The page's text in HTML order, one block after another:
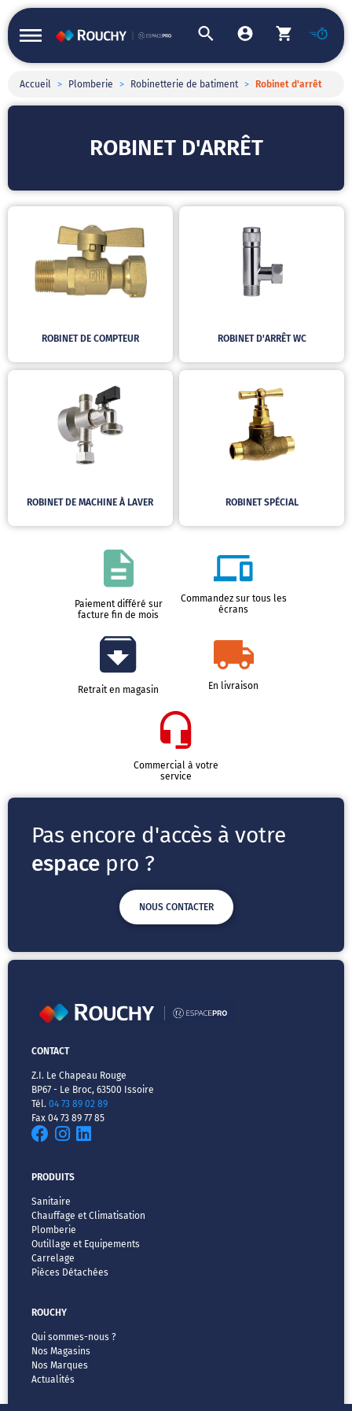
Accueil > Plomberie > Robinetterie de batiment > Robinet d'arrêt
ROBINET D'ARRÊT
ROBINET DE COMPTEUR ROBINET D'ARRÊT WC
ROBINET DE MACHINE À LAVER ROBINET SPÉCIAL
Paiement différé sur
facture fin de mois
Commandez sur tous les
écrans
Retrait en magasin En livraison
Commercial à votre
service
Pas encore d'accès à votre
espace pro ?
NOUS CONTACTER
CONTACT
Z.I. Le Chapeau Rouge
BP67 - Le Broc, 63500 Issoire
Tél. 04 73 89 02 89
Fax 04 73 89 77 85
PRODUITS
Sanitaire
Chauffage et Climatisation
Plomberie
Outillage et Equipements
Carrelage
Pièces Détachées
ROUCHY
Qui sommes-nous ?
Nos Magasins
Nos Marques
Actualités